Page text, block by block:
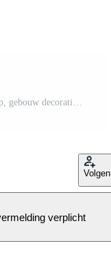
huis en tentoonstelling gordijn logo ontwerp, gebouw decoratie vector illustratie Gratis Vector
Volgen
verplicht